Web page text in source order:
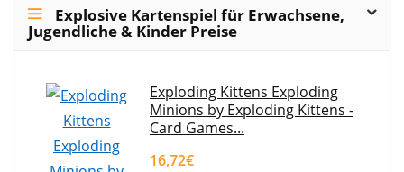
Explosive Kartenspiel für Erwachsene,
Jugendliche & Kinder Preise
Exploding Kittens Exploding
Minions by Exploding Kittens -
Card Games...
16,72€